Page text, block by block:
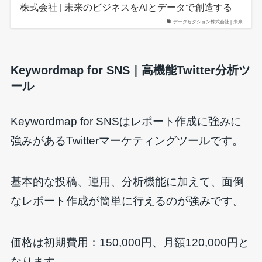
データセクション株式会社 | 未来...
株式会社 | 未来のビジネスをAIとデータで創造する
Keywordmap for SNS｜高機能Twitter分析ツ
ール
Keywordmap for SNSはレポート作成に強みに
強みがあるTwitterマーケティングツールです。
基本的な投稿、運用、分析機能に加えて、面倒
なレポート作成が簡単に行えるのが強みです。
価格は初期費用：150,000円、月額120,000円と